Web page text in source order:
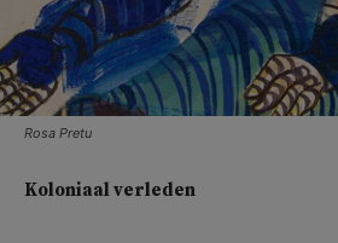
Rosa Pretu
Koloniaal verleden